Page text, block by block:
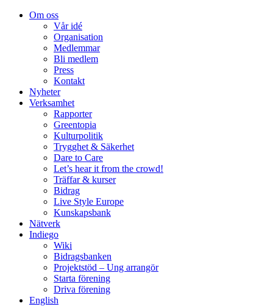
Om oss
Vår idé
Organisation
Medlemmar
Bli medlem
Press
Kontakt
Nyheter
Verksamhet
Rapporter
Greentopia
Kulturpolitik
Trygghet & Säkerhet
Dare to Care
Let’s hear it from the crowd!
Träffar & kurser
Bidrag
Live Style Europe
Kunskapsbank
Nätverk
Indiego
Wiki
Bidragsbanken
Projektstöd – Ung arrangör
Starta förening
Driva förening
English